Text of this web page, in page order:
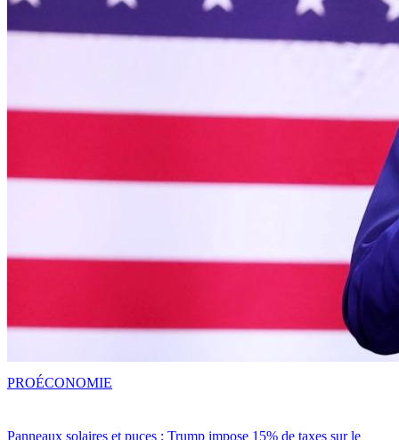
Panneaux solaires et puces : Trump impose 15% de taxes sur le
PROÉCONOMIE